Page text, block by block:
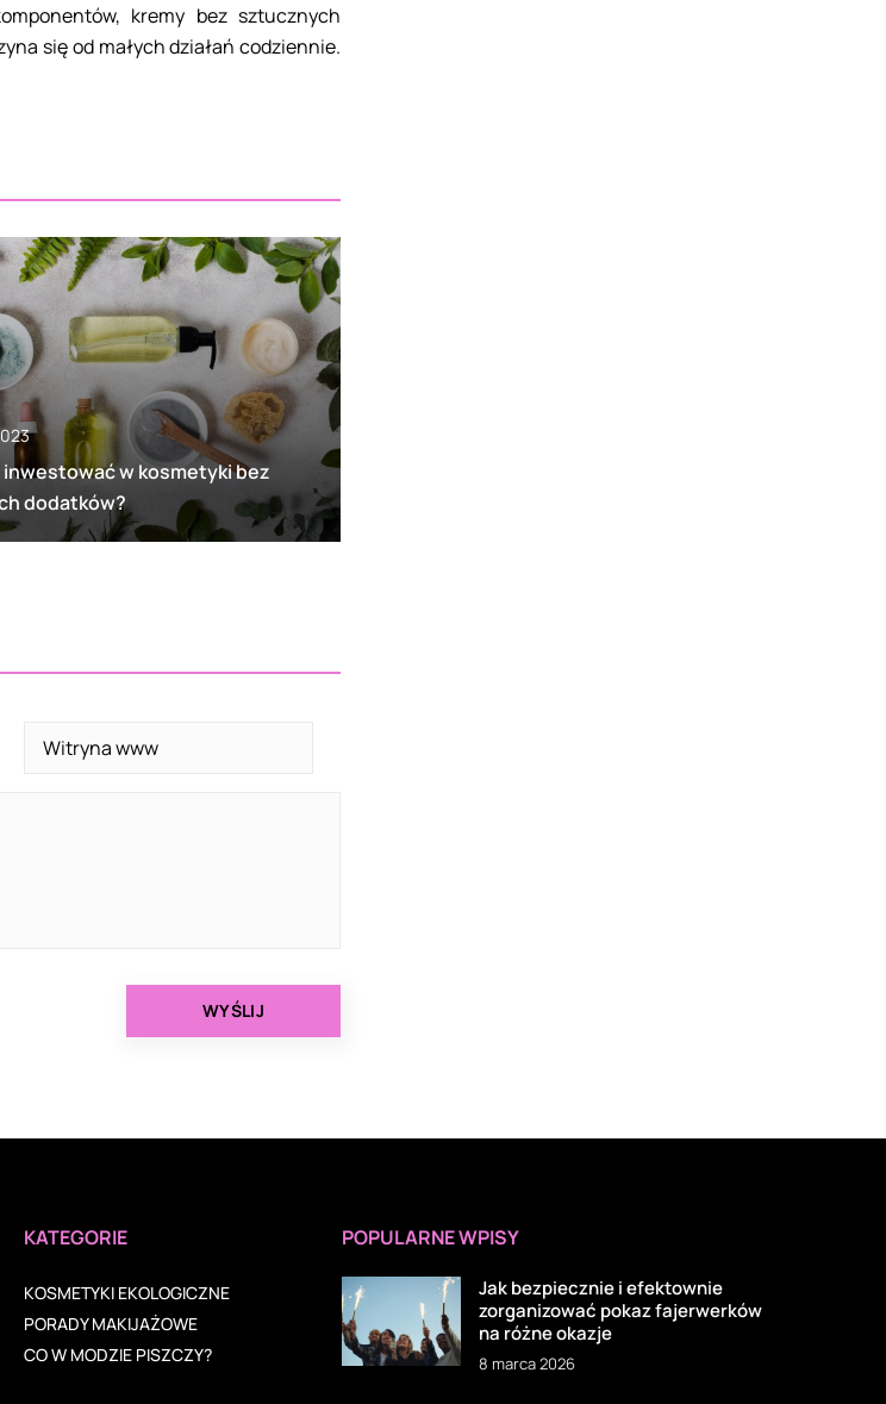
kremy bez sztucznych
się od małych działań codziennie.
w kosmetyki bez
dodatków?
KATEGORIE
KOSMETYKI EKOLOGICZNE
PORADY MAKIJAŻOWE
CO W MODZIE PISZCZY?
POPULARNE WPISY
Jak bezpiecznie i efektownie
zorganizować pokaz fajerwerków
na różne okazje
8 marca 2026